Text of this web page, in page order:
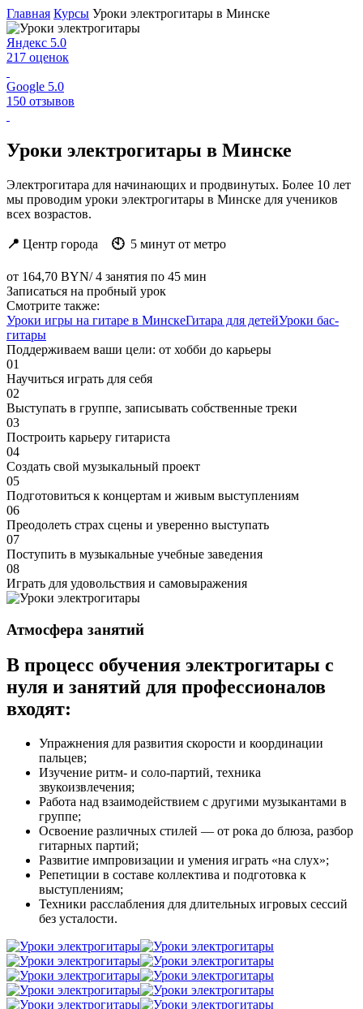
Главная Курсы Уроки электрогитары в Минске
Яндекс 5.0
217 оценок
Google 5.0
150 отзывов
Уроки электрогитары в Минске
Электрогитара для начинающих и продвинутых. Более 10 лет
мы проводим уроки электрогитары в Минске для учеников
всех возрастов.
📍 Центр города 🕙 5 минут от метро
от 164,70 BYN/ 4 занятия по 45 мин
Записаться на пробный урок
Смотрите также:
Уроки игры на гитаре в МинскеГитара для детейУроки бас-
гитары
Поддерживаем ваши цели: от хобби до карьеры
01
Научиться играть для себя
02
Выступать в группе, записывать собственные треки
03
Построить карьеру гитариста
04
Создать свой музыкальный проект
05
Подготовиться к концертам и живым выступлениям
06
Преодолеть страх сцены и уверенно выступать
07
Поступить в музыкальные учебные заведения
08
Играть для удовольствия и самовыражения
Атмосфера занятий
В процесс обучения электрогитары с
нуля и занятий для профессионалов
входят:
Упражнения для развития скорости и координации
пальцев;
Изучение ритм- и соло-партий, техника
звукоизвлечения;
Работа над взаимодействием с другими музыкантами в
группе;
Освоение различных стилей — от рока до блюза, разбор
гитарных партий;
Развитие импровизации и умения играть «на слух»;
Репетиции в составе коллектива и подготовка к
выступлениям;
Техники расслабления для длительных игровых сессий
без усталости.